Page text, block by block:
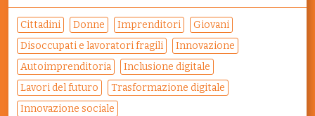
Cittadini Donne Imprenditori
Giovani
Disoccupati e lavoratori fragili
Innovazione
Autoimprenditoria
Inclusione digitale
Lavori del futuro
Trasformazione digitale
Innovazione sociale